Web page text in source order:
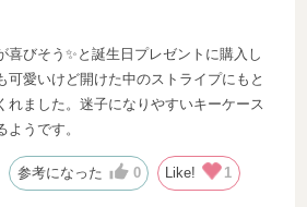
喜びそう✨と誕生日プレゼントに購入し
可愛いけど開けた中のストライプにもと
れました。迷子になりやすいキーケース
ようです。
参考になった 0 Like! 1